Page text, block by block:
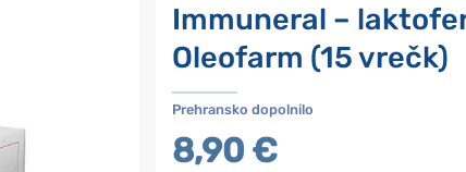
Immuneral –
Oleofarm (15 vrečk)
Prehransko dopolnilo
8,90 €